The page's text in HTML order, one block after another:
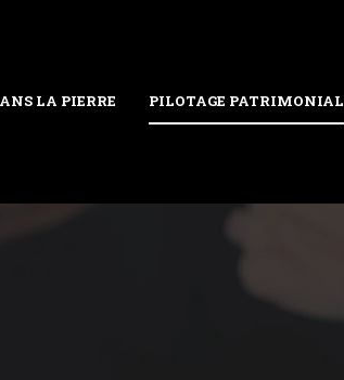
LA PIERRE PILOTAGE PATRIMONIAL